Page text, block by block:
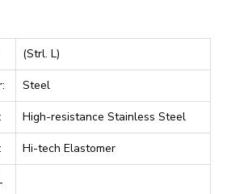
(Strl. L)
Steel
High-resistance Stainless Steel
Hi-tech Elastomer